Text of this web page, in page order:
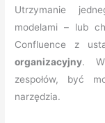
Utrzymanie
modelami – lub
Confluence z
organizacyjny.
zespołów, być
narzędzia.